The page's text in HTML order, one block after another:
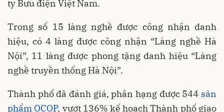
ty Bưu điện Việt Nam.
Trong số 15 làng nghề được công nhận danh
hiệu, có 4 làng được công nhận “Làng nghề Hà
Nội”, 11 làng được phong tặng danh hiệu “Làng
nghề truyền thống Hà Nội”.
Thành phố đã đánh giá, phân hạng được 544 sản
phẩm OCOP, vượt 136% kế hoạch Thành phố giao